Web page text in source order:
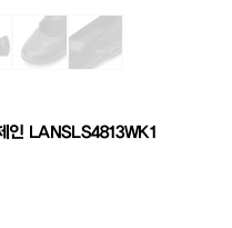
인 LANSLS4813WK1